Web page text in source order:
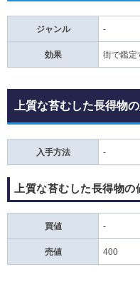
ジャンル -
効果 街で鑑定
上質な苔むした長得物
入手方法 -
上質な苔むした長得物
買値 ‐
売値 400